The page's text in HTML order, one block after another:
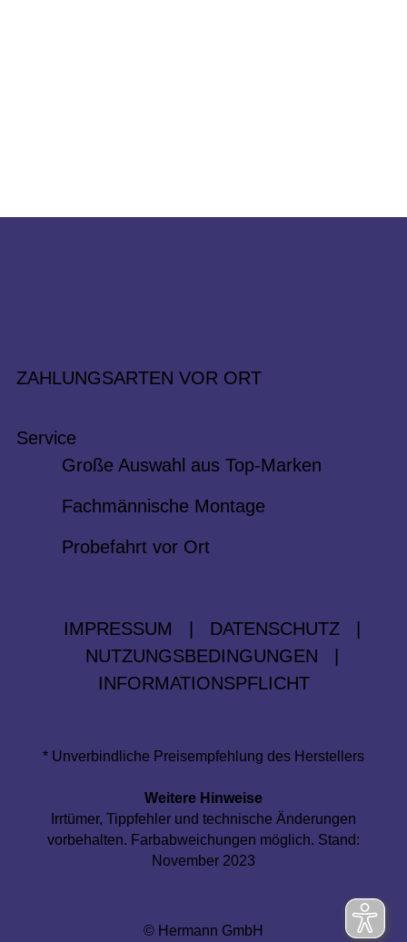
ZAHLUNGSARTEN VOR ORT
Service
Große Auswahl aus Top-Marken
Fachmännische Montage
Probefahrt vor Ort
IMPRESSUM DATENSCHUTZ
NUTZUNGSBEDINGUNGEN
INFORMATIONSPFLICHT
* Unverbindliche Preisempfehlung des Herstellers
Weitere Hinweise
Irrtümer, Tippfehler und technische Änderungen
vorbehalten. Farbabweichungen möglich. Stand:
November 2023
© Hermann GmbH